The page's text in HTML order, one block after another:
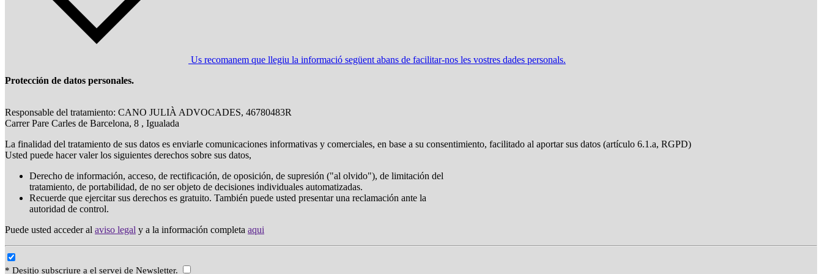
Us recomanem que llegiu la informació següent abans de facilitar-nos les vostres dades personals.
Protección de datos personales.
Responsable del tratamiento: CANO JULIÀ ADVOCADES, 46780483R
Carrer Pare Carles de Barcelona, 8 , Igualada
La finalidad del tratamiento de sus datos es enviarle comunicaciones informativas y comerciales, en base a su consentimiento, facilitado al aportar sus datos (artículo 6.1.a, RGPD)
Usted puede hacer valer los siguientes derechos sobre sus datos,
Derecho de información, acceso, de rectificación, de oposición, de supresión ("al olvido"), de limitación del
tratamiento, de portabilidad, de no ser objeto de decisiones individuales automatizadas.
Recuerde que ejercitar sus derechos es gratuito. También puede usted presentar una reclamación ante la
autoridad de control.
Puede usted acceder al aviso legal y a la información completa aqui
* Desitjo subscriure a el servei de Newsletter.